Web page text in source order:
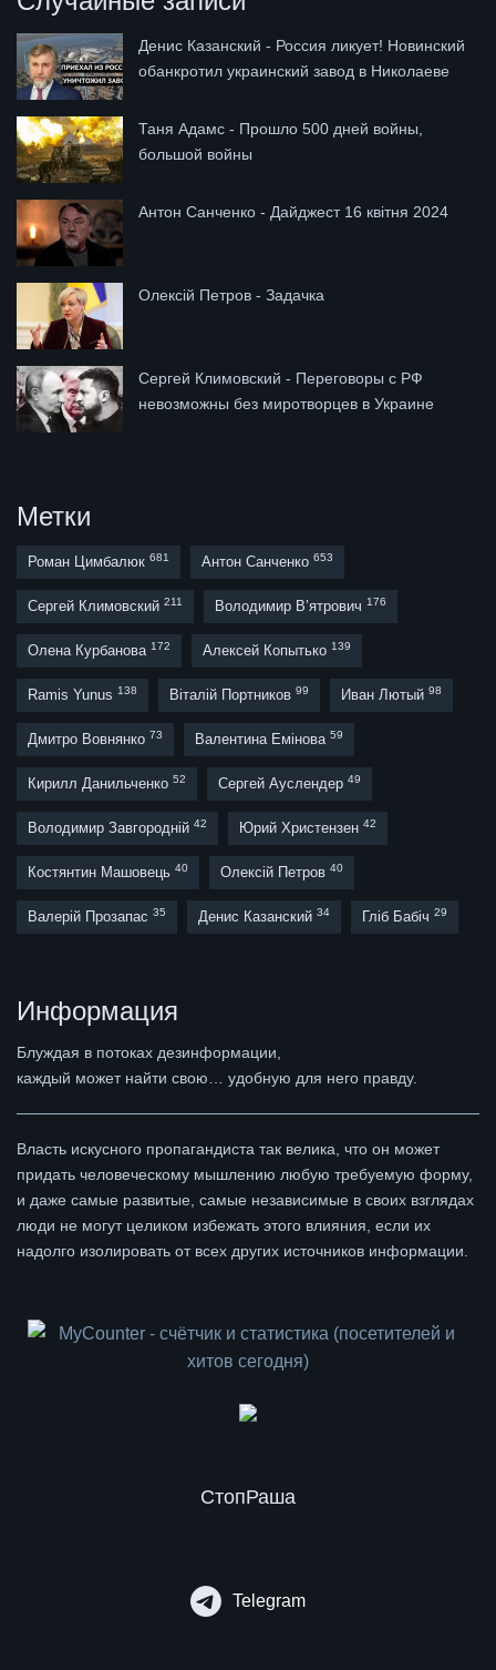
Денис Казанский - Россия ликует! Новинский
обанкротил украинский завод в Николаеве
Таня Адамс - Прошло 500 дней войны,
большой войны
Антон Санченко - Дайджест 16 квітня 2024
Олексій Петров - Задачка
Сергей Климовский - Переговоры с РФ
невозможны без миротворцев в Украине
Метки
Роман Цимбалюк 681 Антон Санченко 653
Сергей Климовский 211 Володимир В’ятрович 176
Олена Курбанова 172 Алексей Копытько 139
Ramis Yunus 138 Віталій Портников 99 Иван Лютый 98
Дмитро Вовнянко 73 Валентина Емінова 59
Кирилл Данильченко 52 Сергей Ауслендер 49
Володимир Завгородній 42 Юрий Христензен 42
Костянтин Машовець 40 Олексій Петров 40
Валерій Прозапас 35 Денис Казанский 34 Гліб Бабіч 29
Информация
Блуждая в потоках дезинформации,
каждый может найти свою… удобную для него правду.
Власть искусного пропагандиста так велика, что он может
придать человеческому мышлению любую требуемую форму,
и даже самые развитые, самые независимые в своих взглядах
люди не могут целиком избежать этого влияния, если их
надолго изолировать от всех других источников информации.
СтопРаша
Telegram